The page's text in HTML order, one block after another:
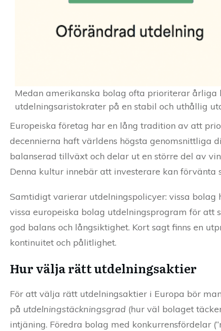
Medan amerikanska bolag ofta prioriterar årliga
utdelningsaristokrater på en stabil och uthållig
Europeiska företag har en lång tradition av att
decennierna haft världens högsta genomsnittliga
balanserad tillväxt och delar ut en större del av
Denna kultur innebär att investerare kan förvänta
Samtidigt varierar utdelningspolicyer: vissa
vissa europeiska bolag utdelningsprogram för
god balans och långsiktighet. Kort sagt finns en
kontinuitet och pålitlighet.
Hur välja rätt utdelningsaktier
För att välja rätt utdelningsaktier i Europa bör
på utdelningstäckningsgrad (hur väl bolaget
intjäning. Föredra bolag med konkurrensfördelar